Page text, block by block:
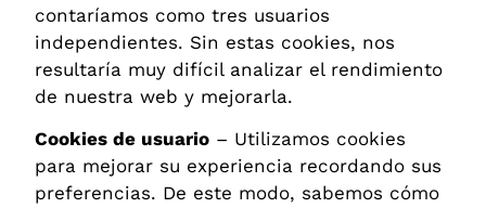
contaríamos como tres usuarios
independientes. Sin estas cookies, nos
resultaría muy difícil analizar el rendimiento
de nuestra web y mejorarla.
Cookies de usuario – Utilizamos cookies
para mejorar su experiencia recordando sus
preferencias. De este modo, sabemos cómo